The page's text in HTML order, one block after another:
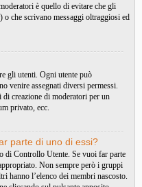
è quello di evitare che gli
) o che scrivano messaggi oltraggiosi ed
gli utenti. Ogni utente può
venire assegnati diversi permessi.
creazione di moderatori per un
privato, ecc.
parte di uno di essi?
di Controllo Utente. Se vuoi far parte
Non sempre però i gruppi
hanno l’elenco dei membri nascosto.